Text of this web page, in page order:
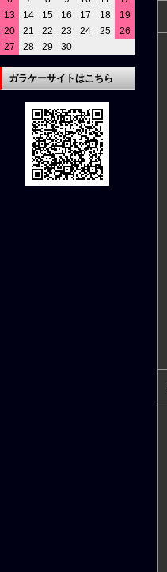
13
14 15 16 17 18
19
20
21 22 23 24 25
26
27
28 29 30
ガラケーサイトはこちら